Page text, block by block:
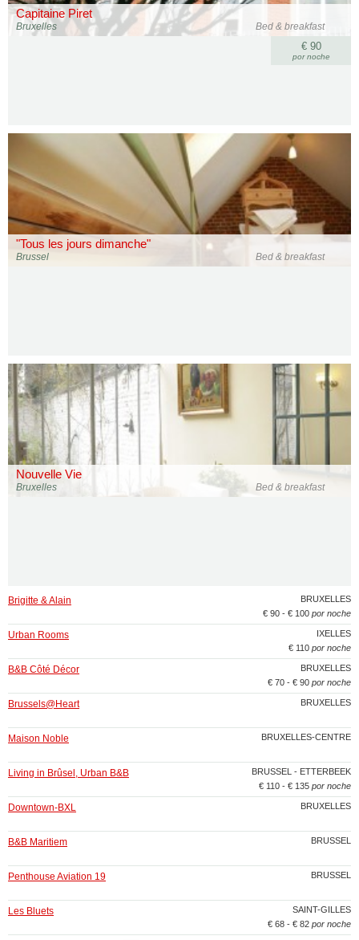
Capitaine Piret
Bed & breakfast
Bruxelles
€ 90
por noche
"Tous les jours dimanche"
Bed & breakfast
Brussel
Nouvelle Vie
Bed & breakfast
Bruxelles
BRUXELLES
Brigitte & Alain
€ 90 - € 100 por noche
IXELLES
Urban Rooms
€ 110 por noche
BRUXELLES
B&B Côté Décor
€ 70 - € 90 por noche
BRUXELLES
Brussels@Heart
BRUXELLES-CENTRE
Maison Noble
BRUSSEL - ETTERBEEK
Living in Brûsel, Urban B&B
€ 110 - € 135 por noche
BRUXELLES
Downtown-BXL
BRUSSEL
B&B Maritiem
BRUSSEL
Penthouse Aviation 19
SAINT-GILLES
Les Bluets
€ 68 - € 82 por noche